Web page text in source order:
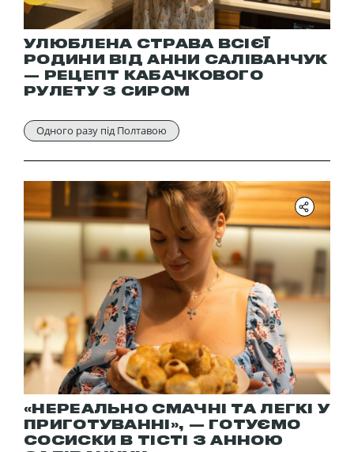
УЛЮБЛЕНА СТРАВА ВСІЄЇ
РОДИНИ ВІД АННИ САЛІВАНЧУК
— РЕЦЕПТ КАБАЧКОВОГО
РУЛЕТУ З СИРОМ
Одного разу під Полтавою
«НЕРЕАЛЬНО СМАЧНІ ТА ЛЕГКІ У
ПРИГОТУВАННІ», — ГОТУЄМО
СОСИСКИ В ТІСТІ З АННОЮ